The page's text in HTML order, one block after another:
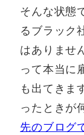
そんな状態
るブラック
はありませ
って本当に
も出てきま
ったときが
先のブログ